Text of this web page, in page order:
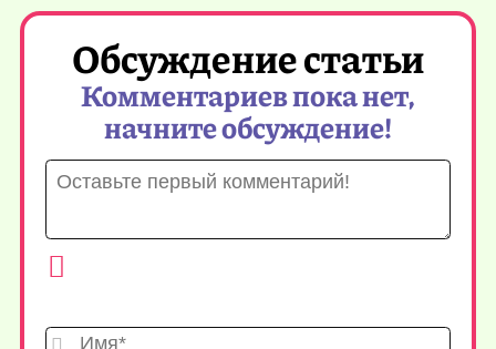
Обсуждение статьи
Комментариев пока нет,
начните обсуждение!
Имя*